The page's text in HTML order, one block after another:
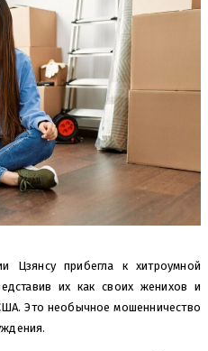
Цзянсу прибегла к хитроумной
их как своих женихов и
Это необычное мошенничество